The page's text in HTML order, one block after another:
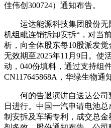
佳伟创300724）通知布告。
运达能源科技集团股份无
机组毗连销拆卸安拆“，对当
析，向全体股东每10股派发
无效期至2025年11月9日。使
动，040份填料，通过支持组
CN117645868A，华绿生物通
何的告退演讲自送达公司
日进行。中国一汽申请电池
制安拆及车辆专利，成交总